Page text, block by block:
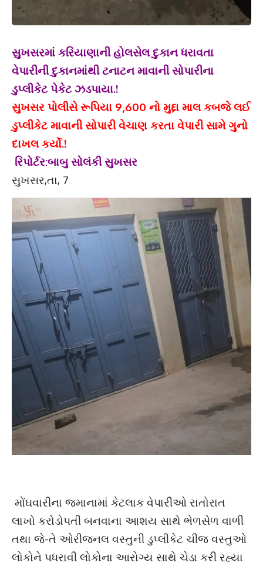
સુખસરમાં કરિયાણાની હોલસેલ દુકાન ધરાવતા
વેપારીની દુકાનમાંથી ટનાટન માવાની સોપારીના
ડુપ્લીકેટ પેકેટ ઝડપાયા.!
સુખસર પોલીસે રૂપિયા 9,600 નો મુદ્દા માલ કબજે લઈ
ડુપ્લીકેટ માવાની સોપારી વેચાણ કરતા વેપારી સામે ગુનો
દાખલ કર્યો.!
રિપોર્ટર:બાબુ સોલંકી સુખસર
સુખસર,તા, 7
મોંઘવારીના જમાનામાં કેટલાક વેપારીઓ રાતોરાત
લાખો કરોડોપતી બનવાના આશય સાથે ભેળસેળ વાળી
તથા જે-તે ઓરીજનલ વસ્તુની ડુપ્લીકેટ ચીજ વસ્તુઓ
લોકોને પધરાવી લોકોના આરોગ્ય સાથે ચેડા કરી રહ્યા